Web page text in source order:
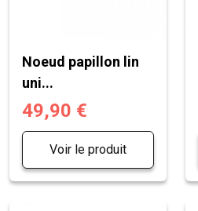
Noeud papillon lin
uni...
49,90 €
Voir le produit